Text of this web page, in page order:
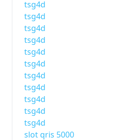
tsg4d
tsg4d
tsg4d
tsg4d
tsg4d
tsg4d
tsg4d
tsg4d
tsg4d
tsg4d
tsg4d
slot qris 5000